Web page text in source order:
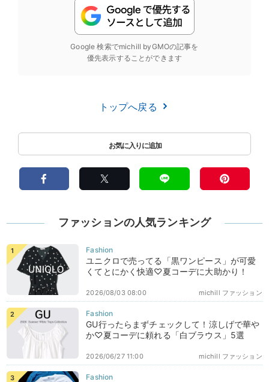
Google 検索でmichill byGMOの記事を
優先表示することができます
トップへ戻る
ファッションの人気ランキング
ユニクロで売ってる「黒ワンピース」が可愛
くてとにかく快適♡夏コーデに大助かり！
michill ファッション
2026/08/03 08:00
GU行ったらまずチェックして！涼しげで華や
か♡夏コーデに頼れる「白ブラウス」5選
michill ファッション
2026/06/27 11:00